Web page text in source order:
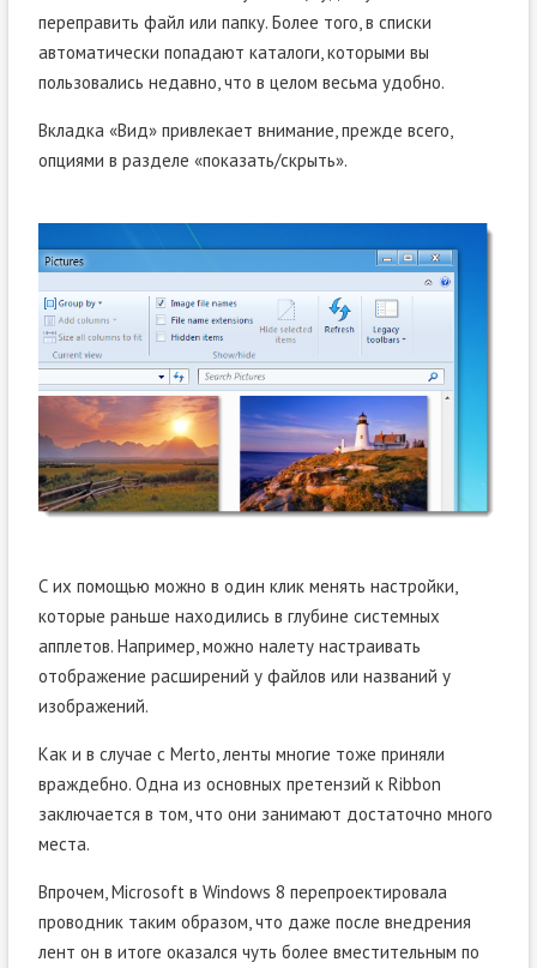
переправить файл или папку. Более того, в списки
автоматически попадают каталоги, которыми вы
пользовались недавно, что в целом весьма удобно.
Вкладка «Вид» привлекает внимание, прежде всего,
опциями в разделе «показать/скрыть».
С их помощью можно в один клик менять настройки,
которые раньше находились в глубине системных
апплетов. Например, можно налету настраивать
отображение расширений у файлов или названий у
изображений.
Как и в случае с Merto, ленты многие тоже приняли
враждебно. Одна из основных претензий к Ribbon
заключается в том, что они занимают достаточно много
места.
Впрочем, Microsoft в Windows 8 перепроектировала
проводник таким образом, что даже после внедрения
лент он в итоге оказался чуть более вместительным по